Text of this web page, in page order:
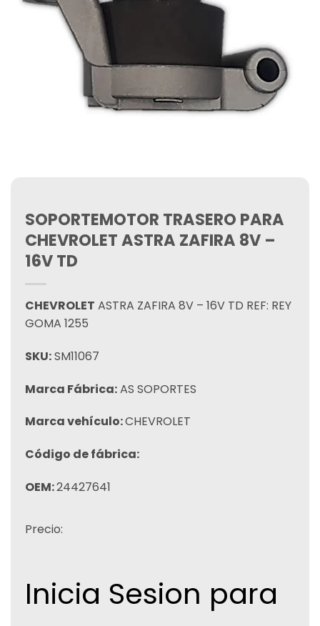
SOPORTEMOTOR TRASERO PARA
CHEVROLET ASTRA ZAFIRA 8V –
16V TD
CHEVROLET ASTRA ZAFIRA 8V – 16V TD REF: REY
GOMA 1255
SKU:SM11067
Marca Fábrica:AS SOPORTES
Marca vehículo:CHEVROLET
Código de fábrica:
OEM:24427641
Precio:
Inicia Sesion para